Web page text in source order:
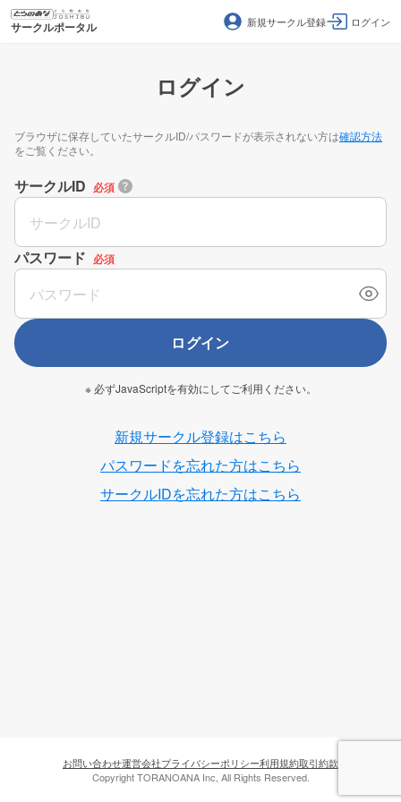
サークルポータル 新規サークル登録 ログイン
ログイン
ブラウザに保存していたサークルID/パスワードが表示されない方は確認方法
をご覧ください。
サークルID 必須
パスワード 必須
ログイン
※ 必ずJavaScriptを有効にしてご利用ください。
新規サークル登録はこちら
パスワードを忘れた方はこちら
サークルIDを忘れた方はこちら
お問い合わせ運営会社プライバシーポリシー利用規約取引約款
Copyright TORANOANA Inc, All Rights Reserved.